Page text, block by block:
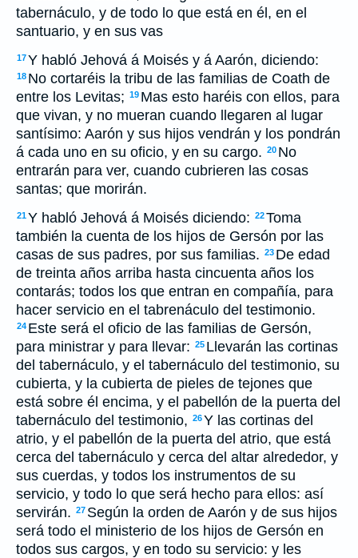
tabernáculo, y de todo lo que está en él, en el
santuario, y en sus vas
17Y habló Jehová á Moisés y á Aarón, diciendo:
18 No cortaréis la tribu de las familias de Coath de
entre los Levitas; 19 Mas esto haréis con ellos, para
que vivan, y no mueran cuando llegaren al lugar
santísimo: Aarón y sus hijos vendrán y los pondrán
á cada uno en su oficio, y en su cargo. 20 No
entrarán para ver, cuando cubrieren las cosas
santas; que morirán.
21Y habló Jehová á Moisés diciendo: 22Toma
también la cuenta de los hijos de Gersón por las
casas de sus padres, por sus familias. 23 De edad
de treinta años arriba hasta cincuenta años los
contarás; todos los que entran en compañía, para
hacer servicio en el tabrenáculo del testimonio.
24 Este será el oficio de las familias de Gersón,
para ministrar y para llevar: 25 Llevarán las cortinas
del tabernáculo, y el tabernáculo del testimonio, su
cubierta, y la cubierta de pieles de tejones que
está sobre él encima, y el pabellón de la puerta del
tabernáculo del testimonio, 26Y las cortinas del
atrio, y el pabellón de la puerta del atrio, que está
cerca del tabernáculo y cerca del altar alrededor, y
sus cuerdas, y todos los instrumentos de su
servicio, y todo lo que será hecho para ellos: así
servirán. 27 Según la orden de Aarón y de sus hijos
será todo el ministerio de los hijos de Gersón en
todos sus cargos, y en todo su servicio: y les